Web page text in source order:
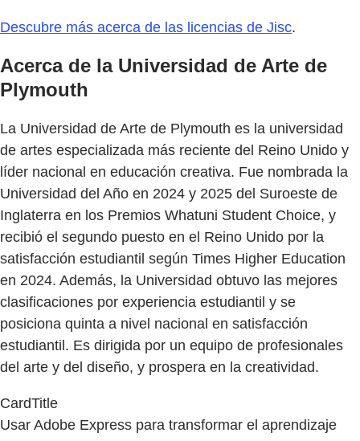
Descubre más acerca de las licencias de Jisc.
Acerca de la Universidad de Arte de
Plymouth
La Universidad de Arte de Plymouth es la universidad
de artes especializada más reciente del Reino Unido y
líder nacional en educación creativa. Fue nombrada la
Universidad del Año en 2024 y 2025 del Suroeste de
Inglaterra en los Premios Whatuni Student Choice, y
recibió el segundo puesto en el Reino Unido por la
satisfacción estudiantil según Times Higher Education
en 2024. Además, la Universidad obtuvo las mejores
clasificaciones por experiencia estudiantil y se
posiciona quinta a nivel nacional en satisfacción
estudiantil. Es dirigida por un equipo de profesionales
del arte y del diseño, y prospera en la creatividad.
CardTitle
Usar Adobe Express para transformar el aprendizaje